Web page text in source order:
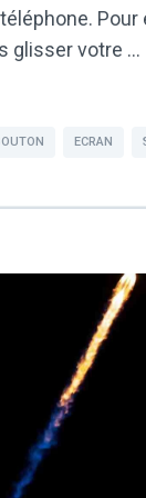
Pour
glisser votre …
ECRAN